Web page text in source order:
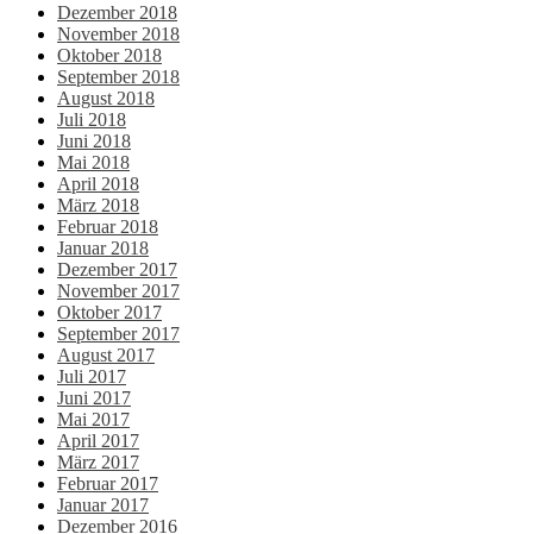
Dezember 2018
November 2018
Oktober 2018
September 2018
August 2018
Juli 2018
Juni 2018
Mai 2018
April 2018
März 2018
Februar 2018
Januar 2018
Dezember 2017
November 2017
Oktober 2017
September 2017
August 2017
Juli 2017
Juni 2017
Mai 2017
April 2017
März 2017
Februar 2017
Januar 2017
Dezember 2016